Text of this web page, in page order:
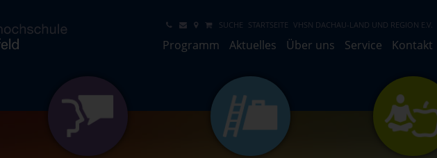
SUCHE STARTSEITE VHSN DACHAU-LAND UND REGION E.V.
Programm Aktuelles Über uns Service Kontakt